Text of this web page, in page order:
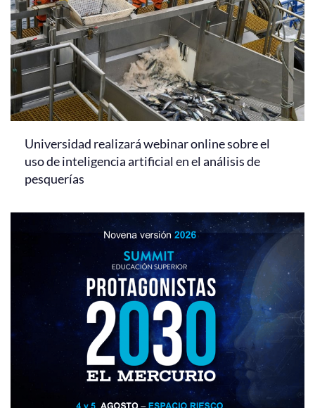
Universidad realizará webinar online sobre el
uso de inteligencia artificial en el análisis de
pesquerías